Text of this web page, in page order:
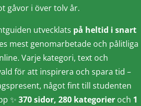
gåvor i över tolv år.
utvecklats på heltid i snart
mest genomarbetade och pålitliga
Varje kategori, text och
för att inspirera och spara tid –
något fint till studenten
✨ 370 sidor, 280 kategorieroch 1